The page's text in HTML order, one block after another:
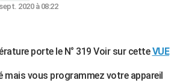
2020 à 08:22
porte le N° 319 Voir sur cetteVUE
mais vous programmez votre appareil